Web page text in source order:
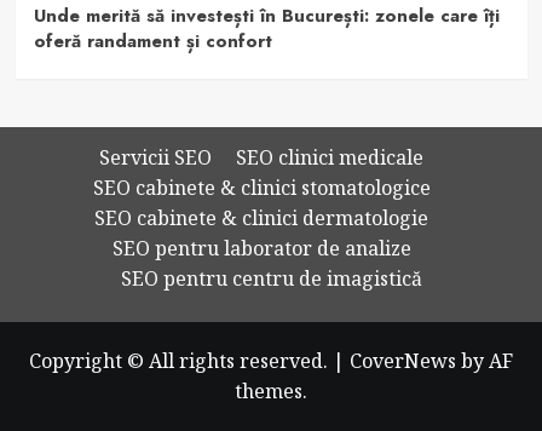
Unde merită să investești în București: zonele care îți
oferă randament și confort
Servicii SEO
SEO clinici medicale
SEO cabinete & clinici stomatologice
SEO cabinete & clinici dermatologie
SEO pentru laborator de analize
SEO pentru centru de imagistică
Copyright © All rights reserved. | CoverNews by AF
themes.